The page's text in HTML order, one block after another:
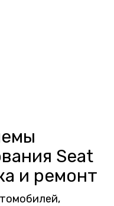
Seat
и ремонт